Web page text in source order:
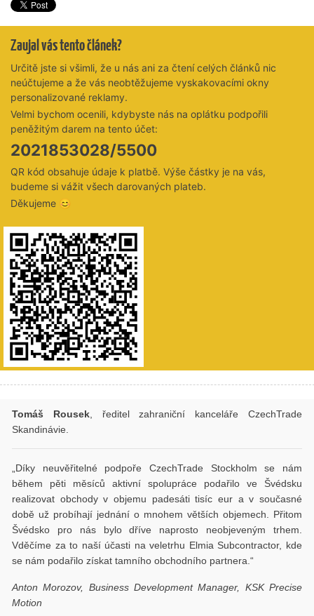
Zaujal vás tento článek?
Určitě jste si všimli, že u nás ani za čtení celých článků nic
neúčtujeme a že vás neobtěžujeme vyskakovacími okny
personalizované reklamy.
Velmi bychom ocenili, kdybyste nás na oplátku podpořili
peněžitým darem na tento účet:
2021853028/5500
QR kód obsahuje údaje k platbě. Výše částky je na vás,
budeme si vážit všech darovaných plateb.
Děkujeme 😊
Tomáš Rousek, ředitel zahraniční kanceláře CzechTrade
Skandinávie.
„Díky neuvěřitelné podpoře CzechTrade Stockholm se nám
během pěti měsíců aktivní spolupráce podařilo ve Švédsku
realizovat obchody v objemu padesáti tisíc eur a v současné
době už probíhají jednání o mnohem větších objemech. Přitom
Švédsko pro nás bylo dříve naprosto neobjeveným trhem.
Vděčíme za to naší účasti na veletrhu Elmia Subcontractor, kde
se nám podařilo získat tamního obchodního partnera.“
Anton Morozov, Business Development Manager, KSK Precise
Motion